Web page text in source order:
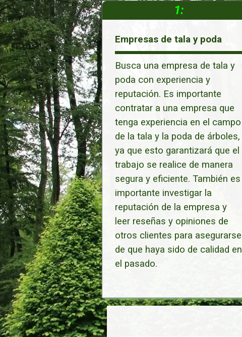
1:
Empresas de tala y poda
Busca una empresa de tala y
poda con experiencia y
reputación. Es importante
contratar a una empresa que
tenga experiencia en el campo
de la tala y la poda de árboles,
ya que esto garantizará que el
trabajo se realice de manera
segura y eficiente. También es
importante investigar la
reputación de la empresa y
leer reseñas y opiniones de
otros clientes para asegurarse
de que haya sido de calidad en
el pasado.